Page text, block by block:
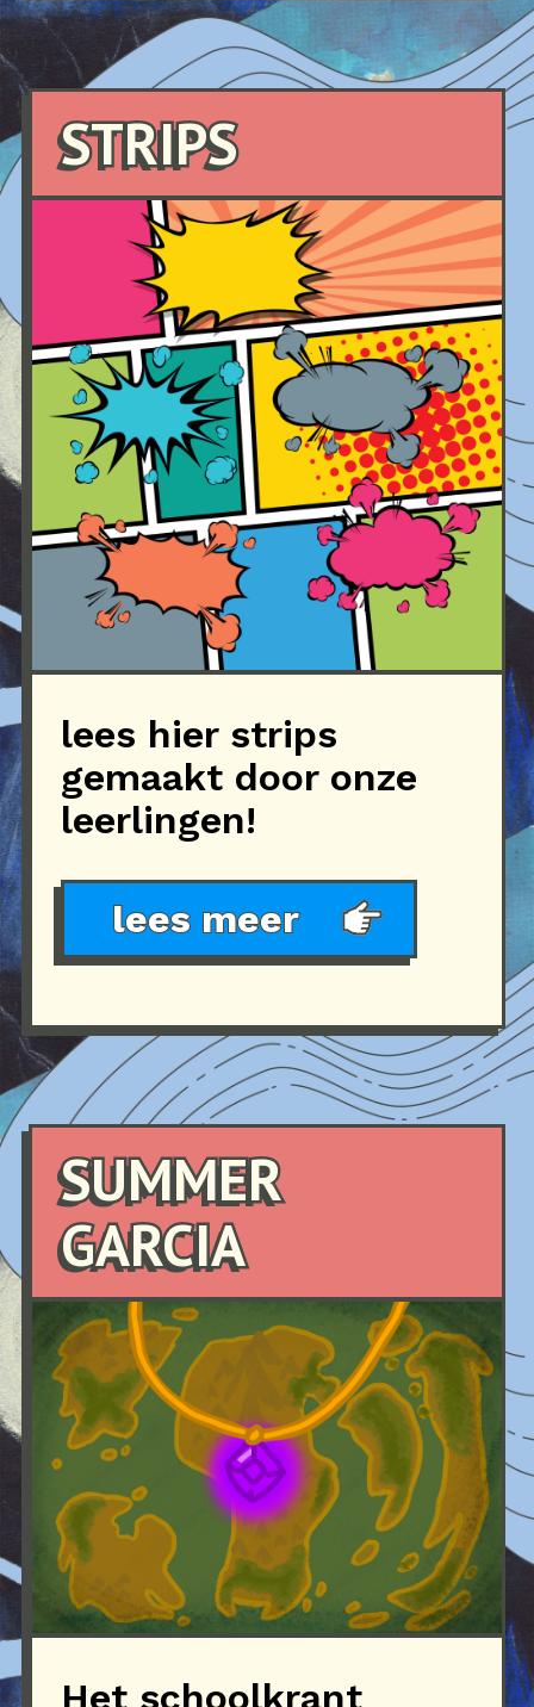
STRIPS
lees hier strips
gemaakt door onze
leerlingen!
lees meer
SUMMER
GARCIA
Het schoolkrant